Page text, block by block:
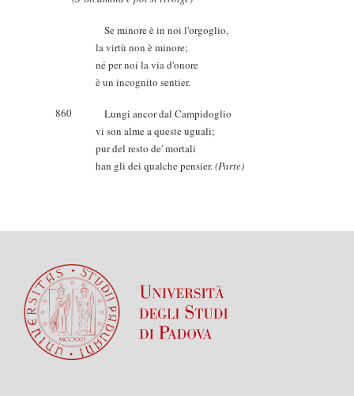
Se minore è in noi l'orgoglio,
la virtù non è minore;
né per noi la via d'onore
è un incognito sentier.
860
Lungi ancor dal Campidoglio
vi son alme a queste uguali;
pur del resto de' mortali
han gli dei qualche pensier.(Parte)